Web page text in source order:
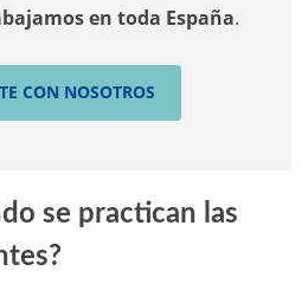
en toda España.
CON NOSOTROS
se practican las